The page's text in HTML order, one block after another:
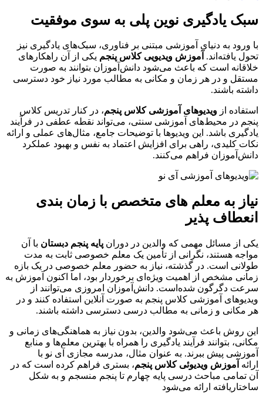
سبک یادگیری نوین پلی به سوی موفقیت
با ورود به دنیای آموزشی مبتنی بر فناوری، سبک‌های یادگیری نیز
تحول یافته‌اند. آموزش ویدیویی کلاس پنجم یکی از آن راهکارهای
خلاقانه است که باعث می‌شود دانش‌آموزان بتوانند به صورت
مستقل و در هر زمان و مکانی به مطالب مورد نیاز خود دسترسی
داشته باشند.
استفاده از ویدیوهای آموزشی کلاس پنجم، در کنار تدریس کلاس
پنجم در محیط‌های آموزشی سنتی، می‌تواند نقطه عطفی در فرآیند
یادگیری باشد. این ویدیوها با توضیحات جامع، مثال‌های عملی و ارائه
نکات کلیدی، راهی برای افزایش اعتماد به نفس و بهبود عملکرد
دانش‌آموزان فراهم می‌کنند.
نیاز به معلم‌ های متخصص با زمان ‌بندی
انعطاف‌ پذیر
یکی از مسائل مهمی که والدین در دوران پایه پنجم دبستان با آن
مواجه هستند، نگرانی از تأمین یک معلم خصوصی ثابت به مدت
طولانی است. در گذشته، نیاز به حضور معلم خصوصی در یک بازه
زمانی مشخص از اهمیت ویژه‌ای برخوردار بود، اما اکنون آموزش به
سرعت دگرگون شده‌است. دانش‌آموزان امروزی می‌توانند از
ویدیوهای آموزشی کلاس پنجم به صورت آنلاین استفاده کنند و در
هر مکانی و زمانی به مطالب درسی دسترسی داشته باشند.
این روش باعث می‌شود والدین، بدون نیاز به هماهنگی‌های زمانی و
مکانی، بتوانند فرآیند یادگیری را همراه با بهترین معلم‌ها و منابع
آموزشی پیش ببرند. به عنوان مثال، مدرسه مجازی آی نو با
ارائه آموزش ویدیوئی کلاس پنجم، بستری فراهم کرده است که در
آن تمامی مباحث درسی پایه چهارم تا پنجم منسجم و به شکل
ساختاریافته ارائه می‌شود